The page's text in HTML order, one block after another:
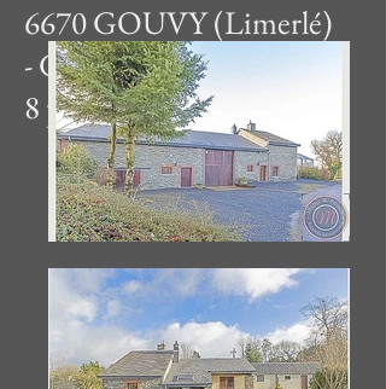
6670 GOUVY (Limerlé)
- Gîte/maison de vacances
8 pers.